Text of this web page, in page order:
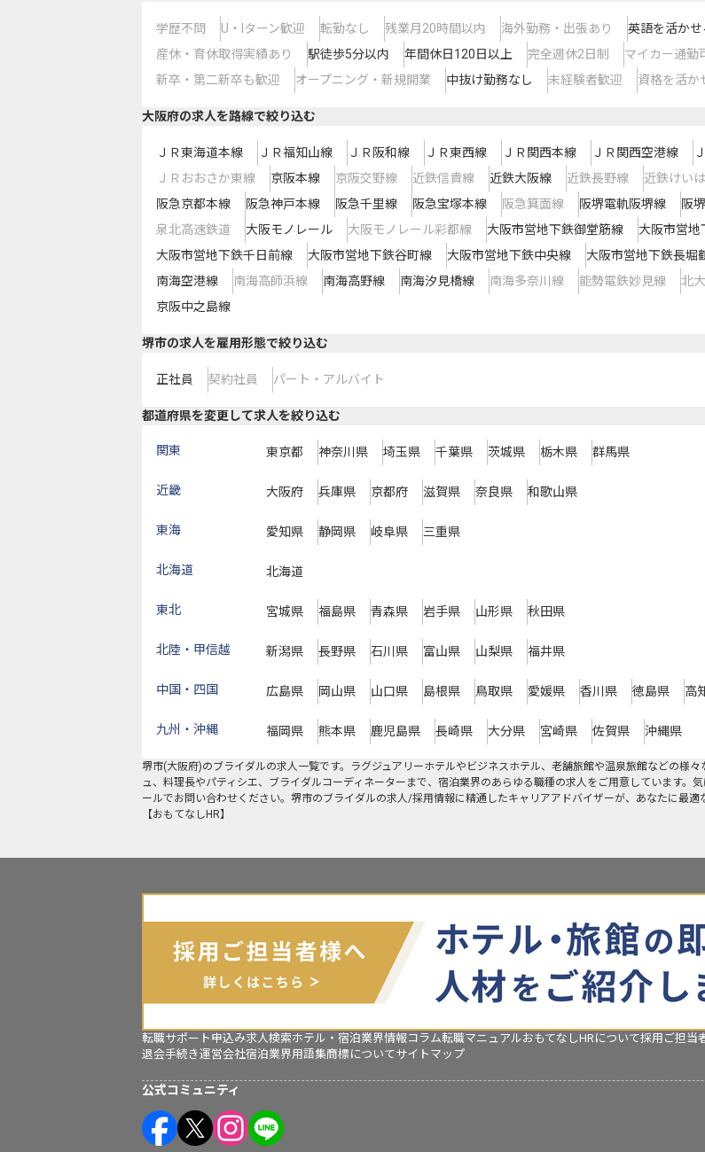
学歴不問 U・Iターン歓迎 転勤なし 残業月20時間以内 海外勤務・出張あり 英語を活かせ
産休・育休取得実績あり
駅徒歩5分以内 年間休日120日以上 完全週休2日制 マイカー通勤
新卒・第二新卒も歓迎
オープニング・新規開業 中抜け勤務なし 未経験者歓迎 資格を活か
大阪府の求人を路線で絞り込む
ＪＲ東海道本線 ＪＲ福知山線 ＪＲ阪和線 ＪＲ東西線 ＪＲ関西本線 ＪＲ関西空港線
ＪＲおおさか東線
京阪本線 京阪交野線 近鉄信貴線 近鉄大阪線 近鉄長野線 近鉄けい
阪急京都本線
阪急神戸本線 阪急千里線 阪急宝塚本線 阪急箕面線 阪堺電軌阪堺線 阪
泉北高速鉄道
大阪モノレール 大阪モノレール彩都線 大阪市営地下鉄御堂筋線 大阪市営地
大阪市営地下鉄千日前線
大阪市営地下鉄谷町線 大阪市営地下鉄中央線 大阪市営地下鉄長堀
南海空港線
南海高師浜線 南海高野線 南海汐見橋線 南海多奈川線 能勢電鉄妙見線 北
京阪中之島線
堺市の求人を雇用形態で絞り込む
正社員 契約社員 パート・アルバイト
都道府県を変更して求人を絞り込む
関東 東京都 神奈川県 埼玉県 千葉県 茨城県 栃木県 群馬県
近畿 大阪府 兵庫県 京都府 滋賀県 奈良県 和歌山県
東海 愛知県 静岡県 岐阜県 三重県
北海道 北海道
東北 宮城県 福島県 青森県 岩手県 山形県 秋田県
北陸・甲信越 新潟県 長野県 石川県 富山県 山梨県 福井県
中国・四国 広島県 岡山県 山口県 島根県 鳥取県 愛媛県 香川県 徳島県 高
九州・沖縄 福岡県 熊本県 鹿児島県 長崎県 大分県 宮崎県 佐賀県 沖縄県
堺市(大阪府)のブライダルの求人一覧です。ラグジュアリーホテルやビジネスホテル、老舗旅館や温泉旅館などの様
ュ、料理長やパティシエ、ブライダルコーディネーターまで、宿泊業界のあらゆる職種の求人をご用意しています。
ールでお問い合わせください。堺市のブライダルの求人/採用情報に精通したキャリアアドバイザーが、あなたに最
【おもてなしHR】
転職サポート申込み求人検索ホテル・宿泊業界情報コラム転職マニュアルおもてなしHRについて採用ご担当
退会手続き運営会社宿泊業界用語集商標についてサイトマップ
公式コミュニティ